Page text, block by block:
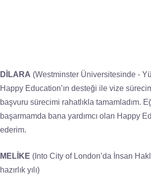
DİLARA (Westminster Üniversitesinde -
Happy Education’ın desteği ile vize
başvuru sürecimi rahatlıkla tamamladım.
başarmamda bana yardımcı olan Happy
ederim.
MELİKE (Into City of London’da İnsan
hazırlık yılı)